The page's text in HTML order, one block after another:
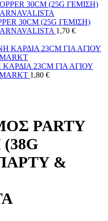
30CM (25G ΓΕΜΙΣΗ)
1,70 €
23CM ΓΙΑ ΑΓΙΟΥ
1,80 €
PARTY
(38G
&